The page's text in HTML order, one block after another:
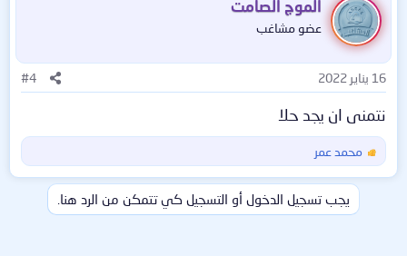
ا
ع
ا
ت
الموج الصامت
عضو مشاغب
16 يناير 2022 #4
نتمنى ان يجد حلا
ل
محمد عمر
يجب تسجيل الدخول أو التسجيل كي تتمكن من الرد هنا.